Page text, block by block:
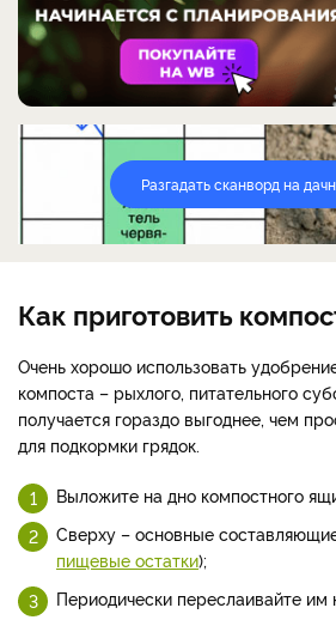
Разгадать сканворд на
Как приготовить
Очень хорошо использовать
компоста – рыхлого, питательного
получается гораздо выгоднее, чем
для подкормки грядок.
Выложите на дно компостного
Сверху – основные
пищевые остатки);
Периодически переслаивайте им